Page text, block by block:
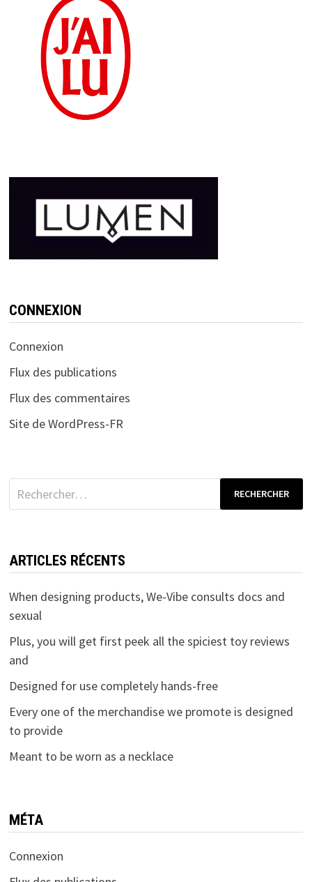
CONNEXION
Connexion
Flux des publications
Flux des commentaires
Site de WordPress-FR
Rechercher :
ARTICLES RÉCENTS
When designing products, We-Vibe consults docs and
sexual
Plus, you will get first peek all the spiciest toy reviews
and
Designed for use completely hands-free
Every one of the merchandise we promote is designed
to provide
Meant to be worn as a necklace
MÉTA
Connexion